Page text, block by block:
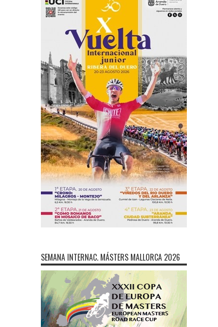
SEMANA INTERNAC. MÁSTERS MALLORCA 2026